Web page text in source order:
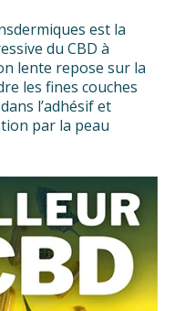
est la
du CBD à
lente repose sur la
les fines couches
l’adhésif et
par la peau